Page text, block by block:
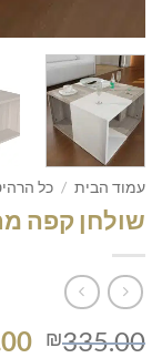
עמוד הבית / כל
שולחן קפה מתחבר
₪335.00